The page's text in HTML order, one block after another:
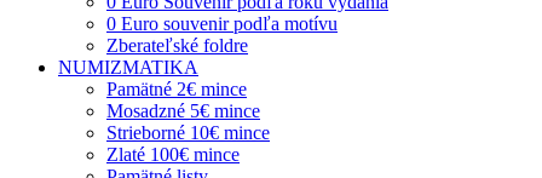
0 Euro souvenir podľa motívu
Zberateľské foldre
NUMIZMATIKA
Pamätné 2€ mince
Mosadzné 5€ mince
Strieborné 10€ mince
Zlaté 100€ mince